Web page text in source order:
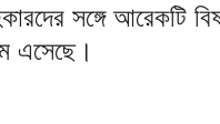
সঙ্গে আরেকটি
এসেছে।